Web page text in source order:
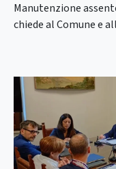
Manutenzione
chiede al Comune e